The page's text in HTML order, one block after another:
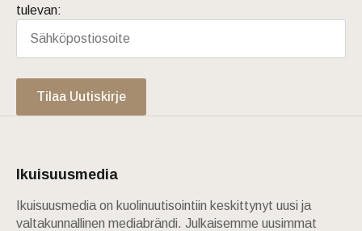
tulevan:
Tilaa Uutiskirje
Ikuisuusmedia
Ikuisuusmedia on kuolinuutisointiin keskittynyt uusi ja
valtakunnallinen mediabrändi. Julkaisemme uusimmat